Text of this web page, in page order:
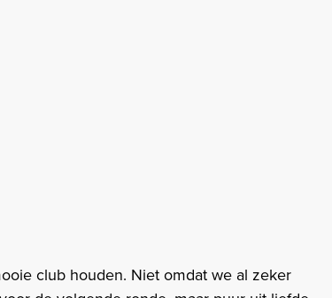
club houden. Niet omdat we al zeker